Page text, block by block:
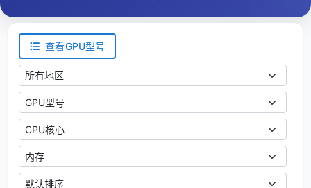
查看GPU型号
地区
GPU型号
CPU核心
内存大小
排序方式